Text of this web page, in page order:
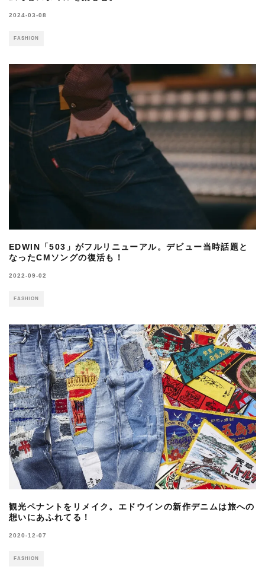
2024-03-08
FASHION
EDWIN「503」がフルリニューアル。デビュー当時話題と
なったCMソングの復活も！
2022-09-02
FASHION
観光ペナントをリメイク。エドウインの新作デニムは旅への
想いにあふれてる！
2020-12-07
FASHION